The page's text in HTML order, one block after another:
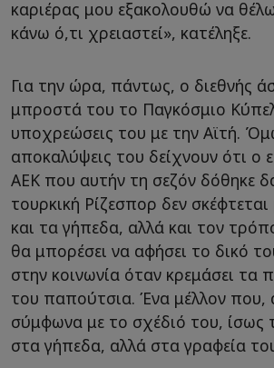
καριέρας μου εξακολουθώ να
κάνω ό,τι χρειαστεί», κατέληξε.
Για την ώρα, πάντως, ο διεθνής
μπροστά του το Παγκόσμιο
υποχρεώσεις του με την Αϊτή.
αποκαλύψεις του δείχνουν ότι ο
ΑΕΚ που αυτήν τη σεζόν δόθηκε
τουρκική Ρίζεσπορ δεν
και τα γήπεδα, αλλά και τον
θα μπορέσει να αφήσει το δικό
στην κοινωνία όταν κρεμάσει τα
του παπούτσια. Ένα μέλλον που,
σύμφωνα με το σχέδιό του, ίσως
στα γήπεδα, αλλά στα γραφεία